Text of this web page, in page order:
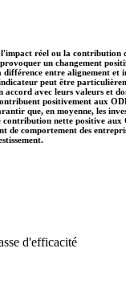
réel ou la contribution
un changement
entre alignement et
peut être
accord avec leurs valeurs et
positivement aux
que, en moyenne, les
contribution nette positive
de comportement des
d'efficacité